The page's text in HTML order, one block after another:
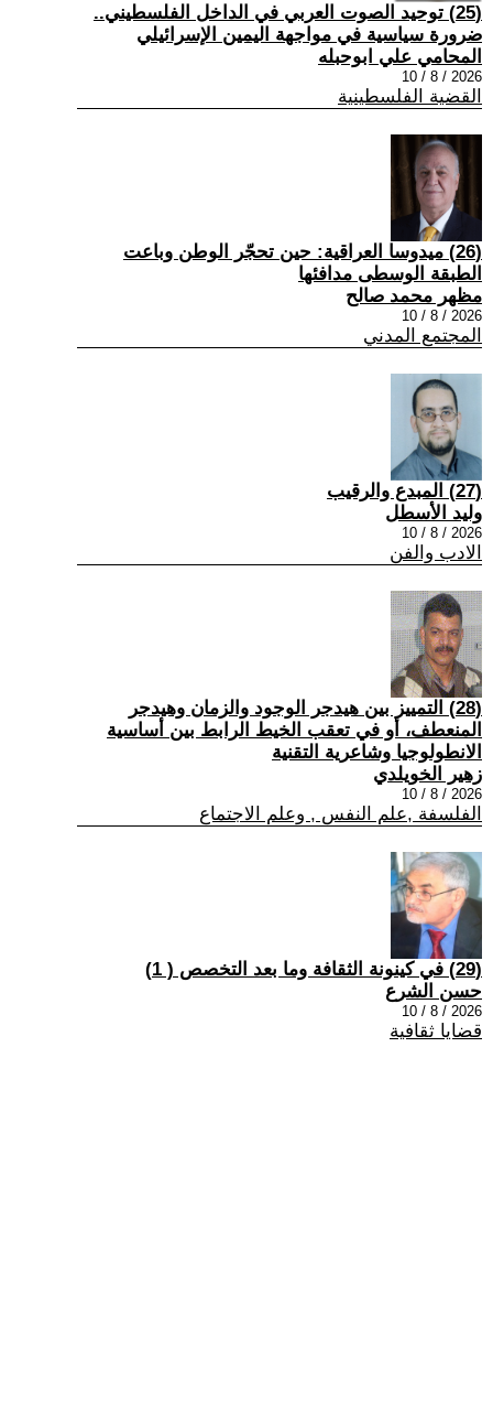
(25) توحيد الصوت العربي في الداخل الفلسطيني..
ضرورة سياسية في مواجهة اليمين الإسرائيلي
المحامي علي ابوحبله
2026 / 8 / 10
القضية الفلسطينية
(26) ميدوسا العراقية: حين تحجّر الوطن وباعت
الطبقة الوسطى مدافئها
مظهر محمد صالح
2026 / 8 / 10
المجتمع المدني
(27) المبدع والرقيب
وليد الأسطل
2026 / 8 / 10
الادب والفن
(28) التمييز بين هيدجر الوجود والزمان وهيدجر
المنعطف، أو في تعقب الخيط الرابط بين أساسية
الانطولوجيا وشاعرية التقنية
زهير الخويلدي
2026 / 8 / 10
الفلسفة ,علم النفس , وعلم الاجتماع
(29) في كينونة الثقافة وما بعد التخصص ( 1)
حسن الشرع
2026 / 8 / 10
قضايا ثقافية